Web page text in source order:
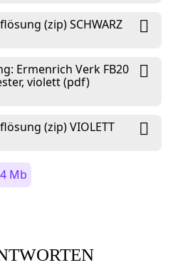
(zip) SCHWARZ
Ermenrich Verk FB20
violett (pdf)
(zip) VIOLETT
Mb